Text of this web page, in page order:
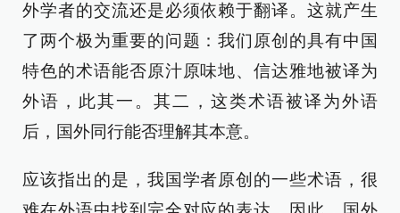
外学者的交流还是必须依赖于翻译。这就产生
了两个极为重要的问题：我们原创的具有中国
特色的术语能否原汁原味地、信达雅地被译为
外语，此其一。其二，这类术语被译为外语
后，国外同行能否理解其本意。
应该指出的是，我国学者原创的一些术语，很